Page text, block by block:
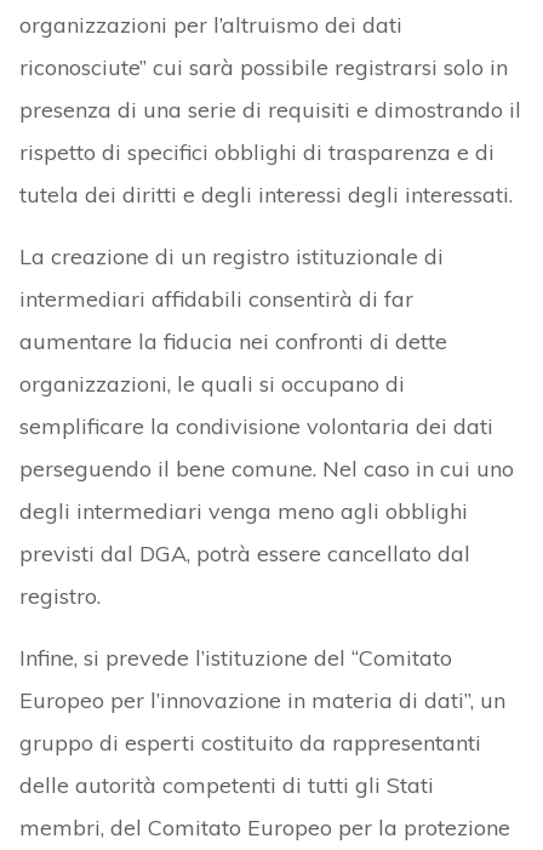
organizzazioni per l’altruismo dei dati
riconosciute” cui sarà possibile registrarsi solo in
presenza di una serie di requisiti e dimostrando il
rispetto di specifici obblighi di trasparenza e di
tutela dei diritti e degli interessi degli interessati.
La creazione di un registro istituzionale di
intermediari affidabili consentirà di far
aumentare la fiducia nei confronti di dette
organizzazioni, le quali si occupano di
semplificare la condivisione volontaria dei dati
perseguendo il bene comune. Nel caso in cui uno
degli intermediari venga meno agli obblighi
previsti dal DGA, potrà essere cancellato dal
registro.
Infine, si prevede l’istituzione del “Comitato
Europeo per l’innovazione in materia di dati”, un
gruppo di esperti costituito da rappresentanti
delle autorità competenti di tutti gli Stati
membri, del Comitato Europeo per la protezione